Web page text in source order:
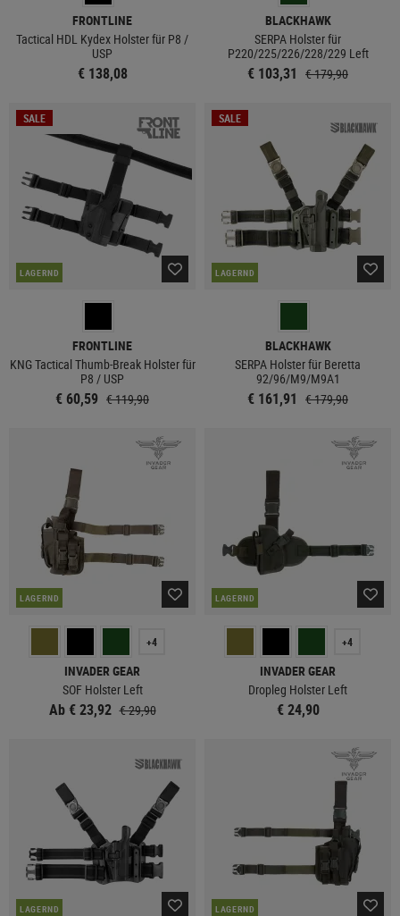
FRONTLINE
Tactical HDL Kydex Holster für P8 /
USP
€ 138,08
BLACKHAWK
SERPA Holster für
P220/225/226/228/229 Left
€ 103,31 € 179,90
SALE
LAGERND
FRONTLINE
KNG Tactical Thumb-Break Holster für
P8 / USP
€ 60,59 € 119,90
SALE
LAGERND
BLACKHAWK
SERPA Holster für Beretta
92/96/M9/M9A1
€ 161,91 € 179,90
LAGERND
+4
INVADER GEAR
SOF Holster Left
Ab € 23,92 € 29,90
LAGERND
+4
INVADER GEAR
Dropleg Holster Left
€ 24,90
LAGERND LAGERND